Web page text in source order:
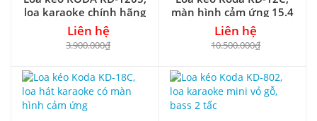
loa karaoke chính hãng
cao cấp, 500W
Liên hệ
3.900.000₫
màn hình cảm ứng 15.4
inch, max 450W
Liên hệ
10.500.000₫